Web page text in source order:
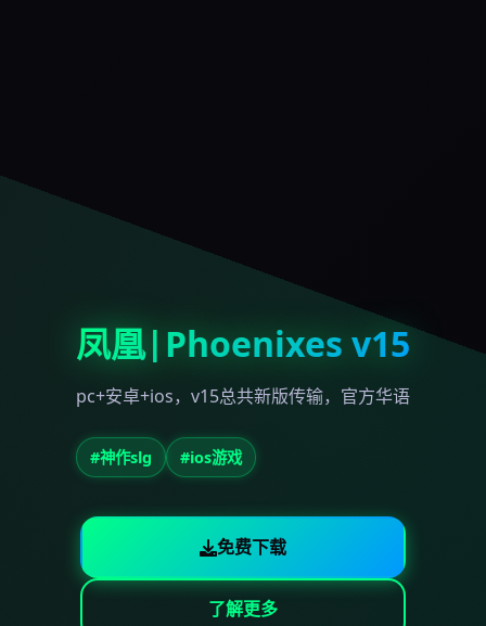
凤凰|Phoenixes v15
pc+安卓+ios，v15总共新版传输，官方华语
#神作slg #ios游戏
免费下载
了解更多